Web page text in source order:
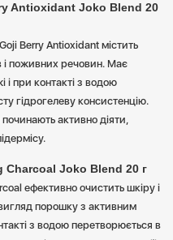
Antioxidant Joko Blend 20
Berry Antioxidant містить
і поживних речовин. Має
при контакті з водою
гідрогелеву консистенцію.
активно діяти,
Charcoal Joko Blend 20 г
ефективно очистить шкіру і
порошку з активним
з водою перетворюється в